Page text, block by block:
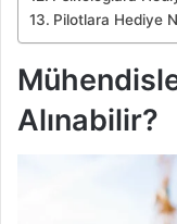
Pilotlara Hediye
Alınabilir?